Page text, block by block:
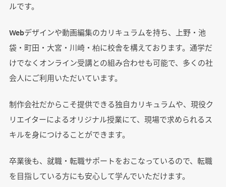
ルです。
Webデザインや動画編集のカリキュラムを持ち、上野・池
袋・町田・大宮・川崎・柏に校舎を構えております。通学だ
けでなくオンライン受講との組み合わせも可能で、多くの社
会人にご利用いただいています。
制作会社だからこそ提供できる独自カリキュラムや、現役ク
リエイターによるオリジナル授業にて、現場で求められるス
キルを身につけることができます。
卒業後も、就職・転職サポートをおこなっているので、転職
を目指している方にも安心して学んでいただけます。